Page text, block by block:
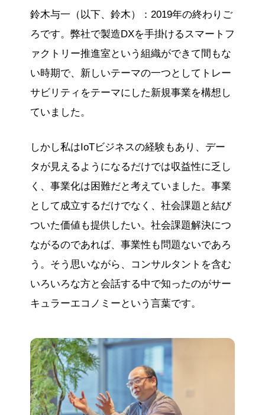
鈴木与一（以下、鈴木）：2019年の終わりご
ろです。弊社で製造DXを手掛けるスマートフ
ァクトリー推進室という組織ができて間もな
い時期で、新しいテーマの一つとしてトレー
サビリティをテーマにした新規事業を構想し
ていました。
しかし私はIoTビジネスの経験もあり、デー
タが見えるようになるだけでは収益性に乏し
く、事業化は困難だと考えていました。事業
として成立するだけでなく、社会課題と結び
ついた価値も提供したい。社会課題解決につ
ながるのであれば、事業性も問題ないであろ
う。そう思いながら、コンサルタントを含む
いろいろな方と会話する中で知ったのがサー
キュラーエコノミーという言葉です。